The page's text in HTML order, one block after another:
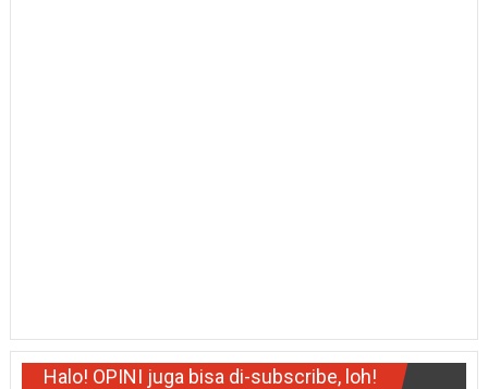
Halo! OPINI juga bisa di-subscribe, loh!